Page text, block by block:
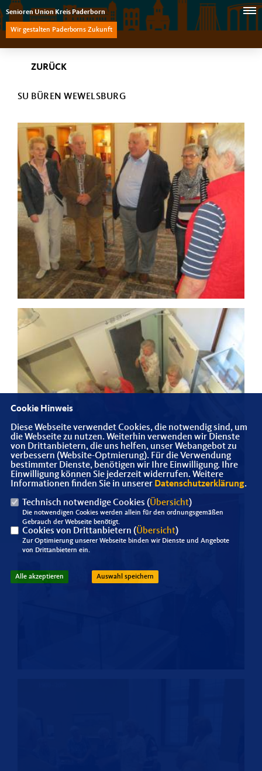
Senioren Union Kreis Paderborn
Wir gestalten Paderborns Zukunft
ZURÜCK
SU BÜREN WEWELSBURG
Cookie Hinweis
Diese Webseite verwendet Cookies, die notwendig sind, um
die Webseite zu nutzen. Weiterhin verwenden wir Dienste
von Drittanbietern, die uns helfen, unser Webangebot zu
verbessern (Website-Optmierung). Für die Verwendung
bestimmter Dienste, benötigen wir Ihre Einwilligung. Ihre
Einwilligung können Sie jederzeit widerrufen. Weitere
Informationen finden Sie in unserer Datenschutzerklärung.
Technisch notwendige Cookies (Übersicht)
Die notwendigen Cookies werden allein für den ordnungsgemäßen
Gebrauch der Webseite benötigt.
Cookies von Drittanbietern (Übersicht)
Zur Optimierung unserer Webseite binden wir Dienste und Angebote
von Drittanbietern ein.
Alle akzeptieren Auswahl speichern